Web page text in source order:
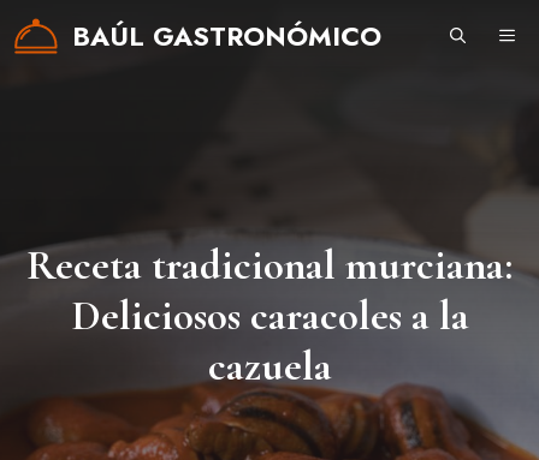
Saltar
BAÚL GASTRONÓMICO
Receta tradicional murciana:
Deliciosos caracoles a la
cazuela